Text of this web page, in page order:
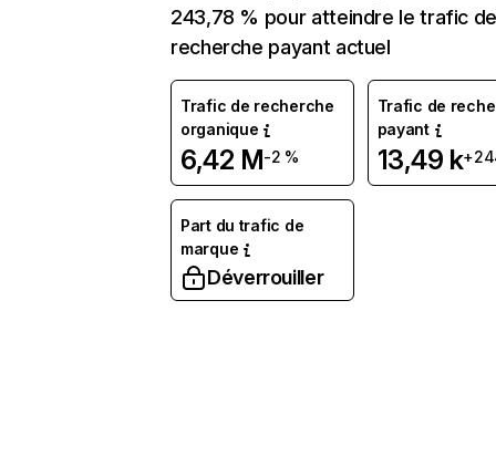
243,78 % pour atteindre le trafic
recherche payant actuel
Trafic de recherche
organique
6,42 M-2 %
Trafic de
payant
13,49 k
Part du trafic de
marque
Déverrouiller